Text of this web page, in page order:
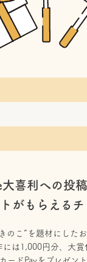
大喜利への投
がもらえるチ
のこ”を題材にした
には1,000円分、大
ードPayをプレゼント